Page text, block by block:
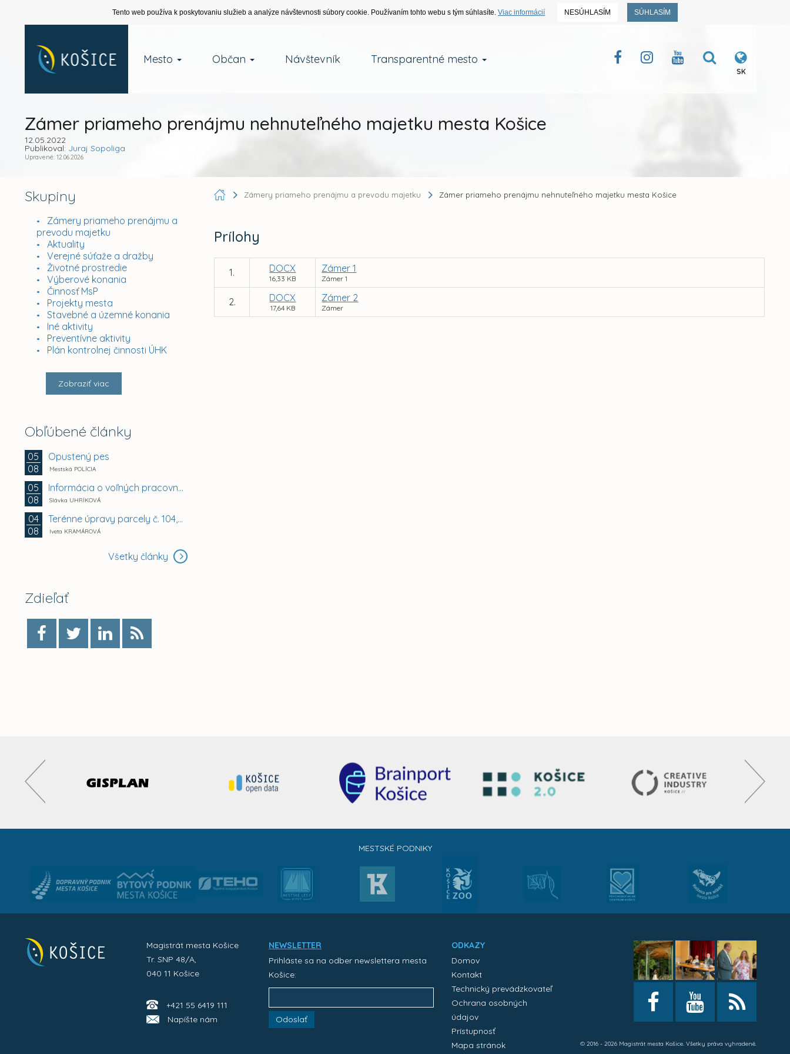
Tento web používa k poskytovaniu služieb a analýze návštevnosti súbory cookie. Používaním tohto webu s tým súhlasíte. Viac informácií NESÚHLASÍM SÚHLASÍM
Mesto Občan Návštevník Transparentné mesto
SK
Zámer priameho prenájmu nehnuteľného majetku mesta Košice
12.05.2022
Publikoval: Juraj Sopoliga
Upravené: 12.06.2026
Skupiny
Zámery priameho prenájmu a
prevodu majetku
Aktuality
Verejné súťaže a dražby
Životné prostredie
Výberové konania
Činnosť MsP
Projekty mesta
Stavebné a územné konania
Iné aktivity
Preventívne aktivity
Plán kontrolnej činnosti ÚHK
Zobraziť viac
Obľúbené články
05
08
Opustený pes
Mestská POLÍCIA
05
08
Informácia o voľných pracovných miestach -...
Slávka UHRÍKOVÁ
04
08
Terénne úpravy parcely č. 104, Vyhoňská ulica,...
Iveta KRAMÁROVÁ
Všetky články
Zdieľať
Zámery priameho prenájmu a prevodu majetku Zámer priameho prenájmu nehnuteľného majetku mesta Košice
Prílohy
1. DOCX
16,33 KB
Zámer 1
Zámer 1
2. DOCX
17,64 KB
Zámer 2
Zámer
MESTSKÉ PODNIKY
Magistrát mesta Košice
Tr. SNP 48/A,
040 11 Košice
+421 55 6419 111
Napíšte nám
NEWSLETTER
Prihláste sa na odber newslettera mesta
Košice:
Odoslať
ODKAZY
Domov
Kontakt
Technický prevádzkovateľ
Ochrana osobných
údajov
Prístupnosť
Mapa stránok
© 2016 - 2026 Magistrát mesta Košice. Všetky práva vyhradené.